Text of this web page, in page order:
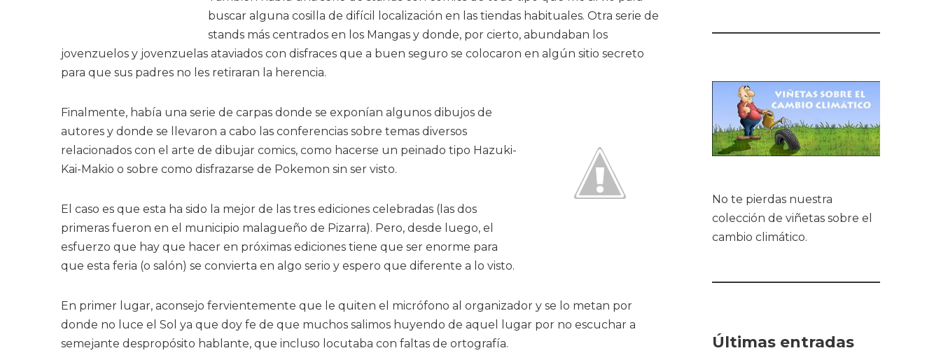
buscar alguna cosilla de difícil localización en las tiendas habituales. Otra serie de
stands más centrados en los Mangas y donde, por cierto, abundaban los
jovenzuelos y jovenzuelas ataviados con disfraces que a buen seguro se colocaron en algún sitio secreto
para que sus padres no les retiraran la herencia.
Finalmente, había una serie de carpas donde se exponían algunos dibujos de
autores y donde se llevaron a cabo las conferencias sobre temas diversos
relacionados con el arte de dibujar comics, como hacerse un peinado tipo Hazuki-
Kai-Makio o sobre como disfrazarse de Pokemon sin ser visto.
El caso es que esta ha sido la mejor de las tres ediciones celebradas (las dos
primeras fueron en el municipio malagueño de Pizarra). Pero, desde luego, el
esfuerzo que hay que hacer en próximas ediciones tiene que ser enorme para
que esta feria (o salón) se convierta en algo serio y espero que diferente a lo visto.
En primer lugar, aconsejo fervientemente que le quiten el micrófono al organizador y se lo metan por
donde no luce el Sol ya que doy fe de que muchos salimos huyendo de aquel lugar por no escuchar a
semejante despropósito hablante, que incluso locutaba con faltas de ortografía.
No te pierdas nuestra
colección de viñetas sobre el
cambio climático.
Últimas entradas